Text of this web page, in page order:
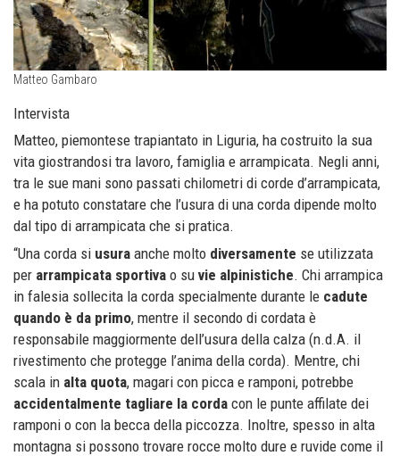
Matteo Gambaro
Intervista
Matteo, piemontese trapiantato in Liguria, ha costruito la sua
vita giostrandosi tra lavoro, famiglia e arrampicata. Negli anni,
tra le sue mani sono passati chilometri di corde d’arrampicata,
e ha potuto constatare che l’usura di una corda dipende molto
dal tipo di arrampicata che si pratica.
“Una corda si usura anche molto diversamente se utilizzata
per arrampicata sportiva o su vie alpinistiche. Chi arrampica
in falesia sollecita la corda specialmente durante le cadute
quando è da primo, mentre il secondo di cordata è
responsabile maggiormente dell’usura della calza (n.d.A. il
rivestimento che protegge l’anima della corda). Mentre, chi
scala in alta quota, magari con picca e ramponi, potrebbe
accidentalmente tagliare la corda con le punte affilate dei
ramponi o con la becca della piccozza. Inoltre, spesso in alta
montagna si possono trovare rocce molto dure e ruvide come il